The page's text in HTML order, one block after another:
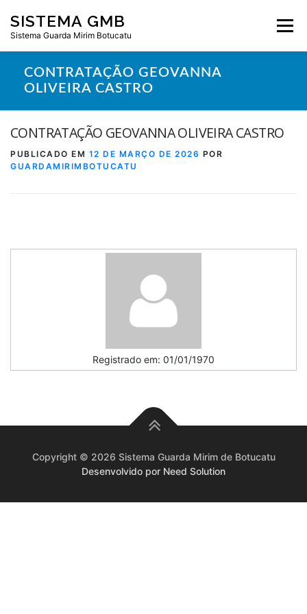
para
conteúdo
SISTEMA GMB
Sistema Guarda Mirim Botucatu
Menu
CONTRATAÇÃO GEOVANNA
OLIVEIRA CASTRO
CONTRATAÇÃO GEOVANNA OLIVEIRA CASTRO
PUBLICADO EM 12 DE MARÇO DE 2026 POR
GUARDAMIRIMBOTUCATU
Registrado em: 01/01/1970
Copyright © 2026 Sistema Guarda Mirim de Botucatu
Desenvolvido por Need Solution